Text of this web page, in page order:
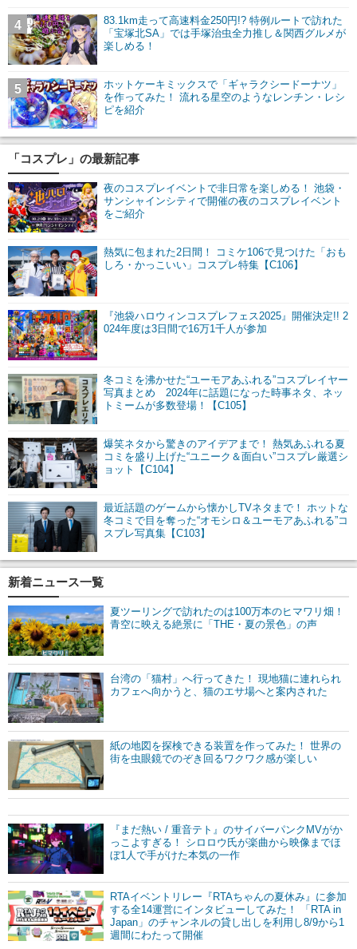
83.1km走って高速料金250円!? 特例ルートで訪れた
「宝塚北SA」では手塚治虫全力推し＆関西グルメが
楽しめる！
4
ホットケーキミックスで「ギャラクシードーナツ」
を作ってみた！ 流れる星空のようなレンチン・レシ
ピを紹介
5
「コスプレ」の最新記事
夜のコスプレイベントで非日常を楽しめる！ 池袋・
サンシャインシティで開催の夜のコスプレイベント
をご紹介
熱気に包まれた2日間！ コミケ106で見つけた「おも
しろ・かっこいい」コスプレ特集【C106】
『池袋ハロウィンコスプレフェス2025』開催決定!! 2
024年度は3日間で16万1千人が参加
冬コミを沸かせた“ユーモアあふれる”コスプレイヤー
写真まとめ 2024年に話題になった時事ネタ、ネッ
トミームが多数登場！【C105】
爆笑ネタから驚きのアイデアまで！ 熱気あふれる夏
コミを盛り上げた“ユニーク＆面白い”コスプレ厳選シ
ョット【C104】
最近話題のゲームから懐かしTVネタまで！ ホットな
冬コミで目を奪った“オモシロ＆ユーモアあふれる”コ
スプレ写真集【C103】
新着ニュース一覧
夏ツーリングで訪れたのは100万本のヒマワリ畑！
青空に映える絶景に「THE・夏の景色」の声
台湾の「猫村」へ行ってきた！ 現地猫に連れられ
カフェへ向かうと、猫のエサ場へと案内された
紙の地図を探検できる装置を作ってみた！ 世界の
街を虫眼鏡でのぞき回るワクワク感が楽しい
『まだ熱い / 重音テト』のサイバーパンクMVがか
っこよすぎる！ シロロウ氏が楽曲から映像までほ
ぼ1人で手がけた本気の一作
RTAイベントリレー『RTAちゃんの夏休み』に参加
する全14運営にインタビューしてみた！ 「RTA in
Japan」のチャンネルの貸し出しを利用し8/9から1
週間にわたって開催